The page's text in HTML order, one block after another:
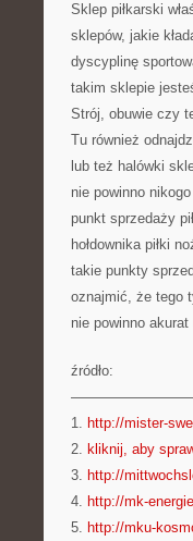
Sklep piłkarski
sklepów, jakie
dyscyplinę
takim sklepie
Strój, obuwie czy
Tu również
lub też halówki
nie powinno
punkt sprzedaży
hołdownika piłki
takie punkty
oznajmić, że tego
nie powinno
źródło:
1. http://mister-
2. kliknij, aby
3. http://
4. http://mk-
5. http://mku-